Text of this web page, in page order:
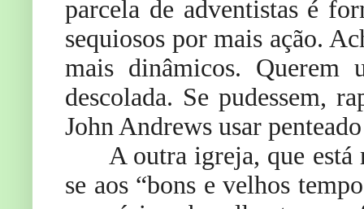
parcela de adventistas é
sequiosos por mais ação.
mais dinâmicos.
descolada. Se pudessem,
John Andrews usar
A outra igreja, que está
se aos “bons e velhos